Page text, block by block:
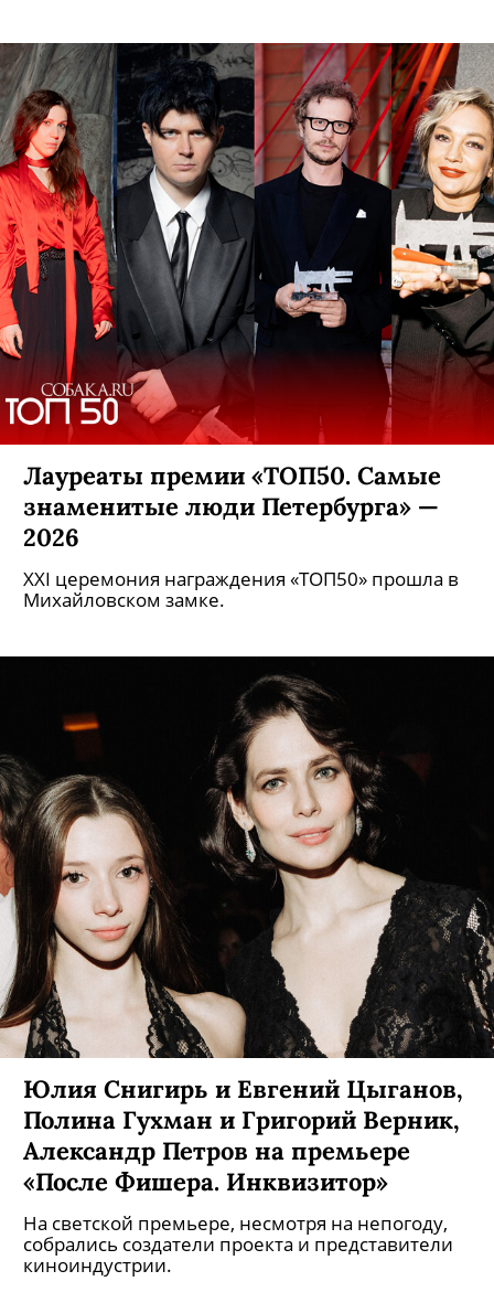
Лауреаты премии «ТОП50. Самые
знаменитые люди Петербурга» —
2026
XXI церемония награждения «ТОП50» прошла в
Михайловском замке.
Юлия Снигирь и Евгений Цыганов,
Полина Гухман и Григорий Верник,
Александр Петров на премьере
«После Фишера. Инквизитор»
На светской премьере, несмотря на непогоду,
собрались создатели проекта и представители
киноиндустрии.